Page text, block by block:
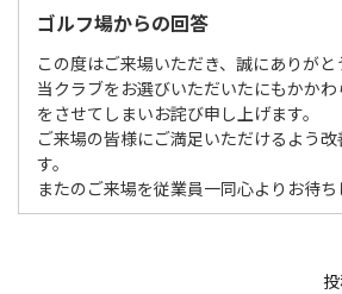
ゴルフ場からの回答
この度はご来場いただき、誠にありがと
当クラブをお選びいただいたにもかか
をさせてしまいお詫び申し上げます。
ご来場の皆様にご満足いただけるよう
す。
またのご来場を従業員一同心よりお待ち